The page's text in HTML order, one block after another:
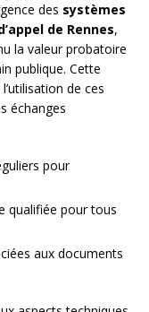
des systèmes
de Rennes,
la valeur probatoire
publique. Cette
de ces
échanges
pour
qualifiée pour tous
aux documents